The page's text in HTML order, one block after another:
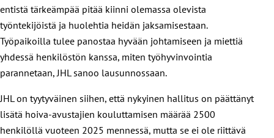
entistä tärkeämpää pitää kiinni olemassa olevista
työntekijöistä ja huolehtia heidän jaksamisestaan.
Työpaikoilla tulee panostaa hyvään johtamiseen ja miettiä
yhdessä henkilöstön kanssa, miten työhyvinvointia
parannetaan, JHL sanoo lausunnossaan.
JHL on tyytyväinen siihen, että nykyinen hallitus on päättänyt
lisätä hoiva-avustajien kouluttamisen määrää 2500
henkilöllä vuoteen 2025 mennessä, mutta se ei ole riittävä